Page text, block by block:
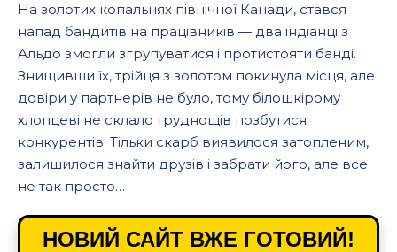
На золотих копальнях північної Канади, стався
напад бандитів на працівників — два індіанці з
Альдо змогли згрупуватися і протистояти банді.
Знищивши їх, трійця з золотом покинула місця, але
довіри у партнерів не було, тому білошкірому
хлопцеві не склало труднощів позбутися
конкурентів. Тільки скарб виявилося затопленим,
залишилося знайти друзів і забрати його, але все
не так просто…
НОВИЙ САЙТ ВЖЕ ГОТОВИЙ!